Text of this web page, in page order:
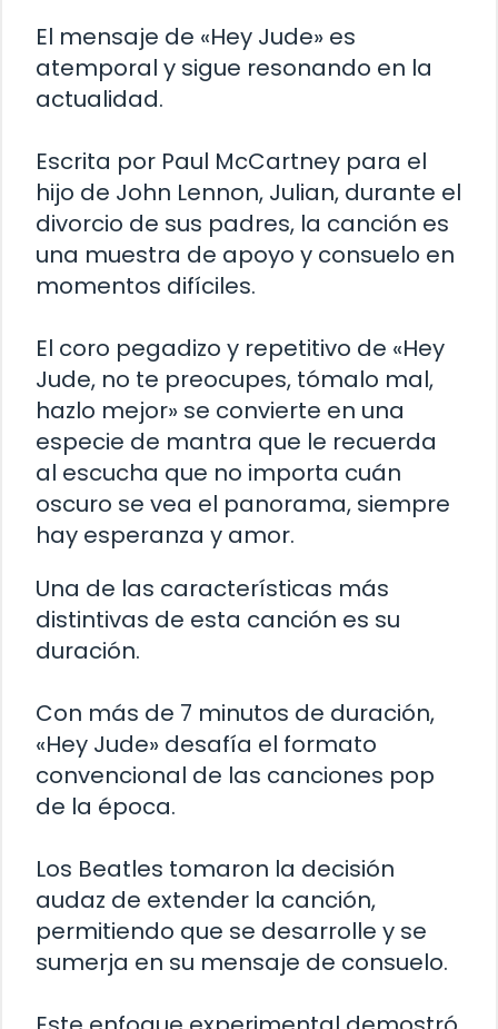
El mensaje de «Hey Jude» es
atemporal y sigue resonando en la
actualidad.
Escrita por Paul McCartney para el
hijo de John Lennon, Julian, durante el
divorcio de sus padres, la canción es
una muestra de apoyo y consuelo en
momentos difíciles.
El coro pegadizo y repetitivo de «Hey
Jude, no te preocupes, tómalo mal,
hazlo mejor» se convierte en una
especie de mantra que le recuerda
al escucha que no importa cuán
oscuro se vea el panorama, siempre
hay esperanza y amor.
Una de las características más
distintivas de esta canción es su
duración.
Con más de 7 minutos de duración,
«Hey Jude» desafía el formato
convencional de las canciones pop
de la época.
Los Beatles tomaron la decisión
audaz de extender la canción,
permitiendo que se desarrolle y se
sumerja en su mensaje de consuelo.